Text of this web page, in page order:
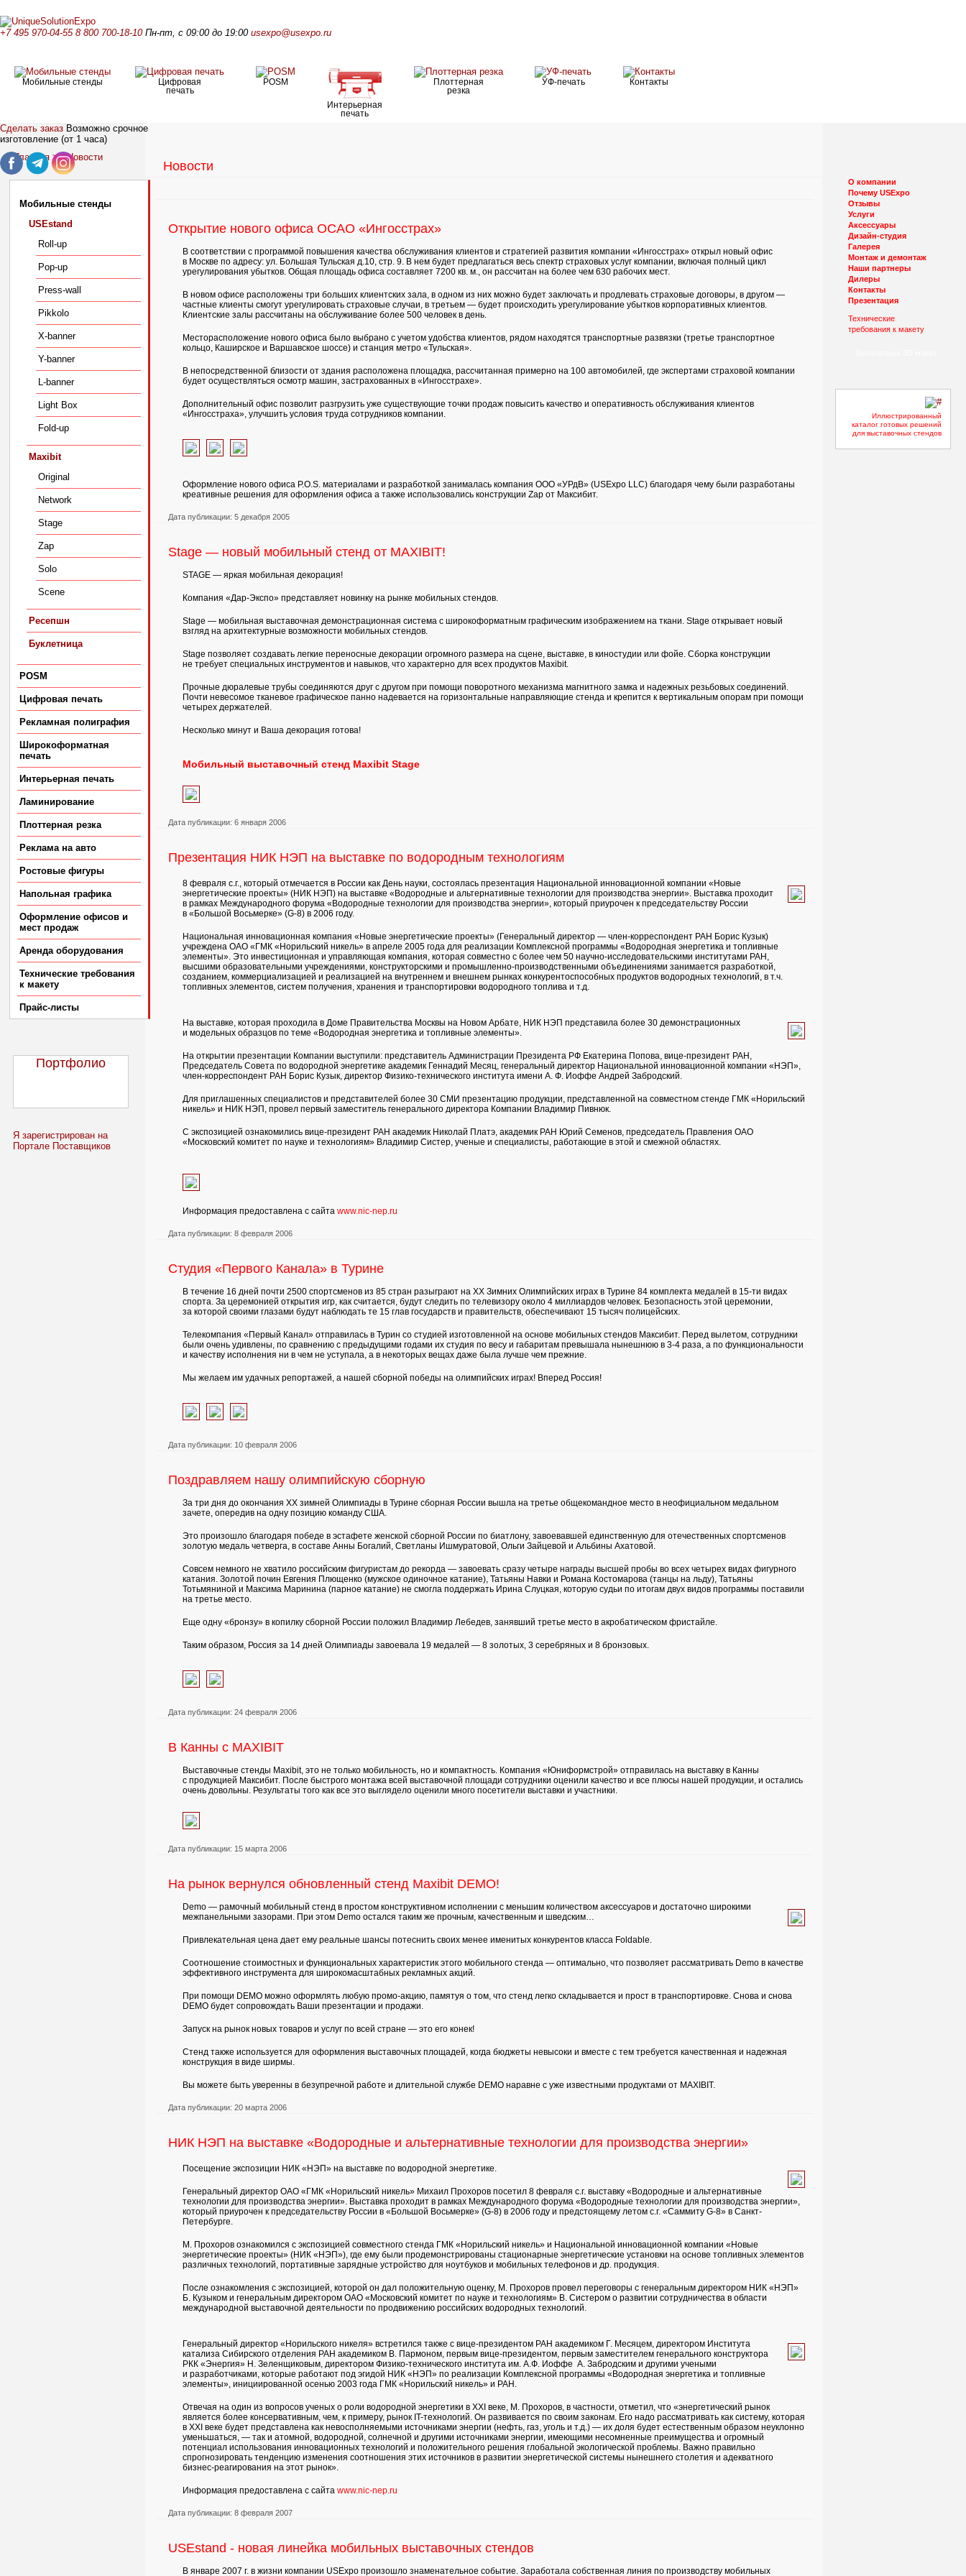
+7 495 970-04-55 8 800 700-18-10 Пн-пт, с 09:00 до 19:00 usexpo@usexpo.ru
Мобильные стенды
Цифровая
печать
POSM
Интерьерная
печать
Плоттерная
резка
УФ-печать Контакты
Сделать заказ Возможно срочное
изготовление (от 1 часа)
Главная>> Новости
Мобильные стенды
USEstand
Roll-up
Pop-up
Press-wall
Pikkolo
X-banner
Y-banner
L-banner
Light Box
Fold-up
Maxibit
Original
Network
Stage
Zap
Solo
Scene
Ресепшн
Буклетница
POSM
Цифровая печать
Рекламная полиграфия
Широкоформатная
печать
Интерьерная печать
Ламинирование
Плоттерная резка
Реклама на авто
Ростовые фигуры
Напольная графика
Оформление офисов и
мест продаж
Аренда оборудования
Технические требования
к макету
Прайс-листы
Портфолио
Я зарегистрирован на
Портале Поставщиков
Новости
Открытие нового офиса ОСАО «Ингосстрах»
В соответствии с программой повышения качества обслуживания клиентов и стратегией развития компании «Ингосстрах» открыл новый офис
в Москве по адресу: ул. Большая Тульская д.10, стр. 9. В нем будет предлагаться весь спектр страховых услуг компании, включая полный цикл
урегулирования убытков. Общая площадь офиса составляет 7200 кв. м., он рассчитан на более чем 630 рабочих мест.
В новом офисе расположены три больших клиентских зала, в одном из них можно будет заключать и продлевать страховые договоры, в другом —
частные клиенты смогут урегулировать страховые случаи, в третьем — будет происходить урегулирование убытков корпоративных клиентов.
Клиентские залы рассчитаны на обслуживание более 500 человек в день.
Месторасположение нового офиса было выбрано с учетом удобства клиентов, рядом находятся транспортные развязки (третье транспортное
кольцо, Каширское и Варшавское шоссе) и станция метро «Тульская».
В непосредственной близости от здания расположена площадка, рассчитанная примерно на 100 автомобилей, где экспертами страховой компании
будет осуществляться осмотр машин, застрахованных в «Ингосстрахе».
Дополнительный офис позволит разгрузить уже существующие точки продаж повысить качество и оперативность обслуживания клиентов
«Ингосстраха», улучшить условия труда сотрудников компании.
Оформление нового офиса P.O.S. материалами и разработкой занималась компания ООО «УРдВ» (USExpo LLC) благодаря чему были разработаны
креативные решения для оформления офиса а также использовались конструкции Zap от Максибит.
Дата публикации: 5 декабря 2005
Stage — новый мобильный стенд от MAXIBIT!
STAGE — яркая мобильная декорация!
Компания «Дар-Экспо» представляет новинку на рынке мобильных стендов.
Stage — мобильная выставочная демонстрационная система с широкоформатным графическим изображением на ткани. Stage открывает новый
взгляд на архитектурные возможности мобильных стендов.
Stage позволяет создавать легкие переносные декорации огромного размера на сцене, выставке, в киностудии или фойе. Сборка конструкции
не требует специальных инструментов и навыков, что характерно для всех продуктов Maxibit.
Прочные дюралевые трубы соединяются друг с другом при помощи поворотного механизма магнитного замка и надежных резьбовых соединений.
Почти невесомое тканевое графическое панно надевается на горизонтальные направляющие стенда и крепится к вертикальным опорам при помощи
четырех держателей.
Несколько минут и Ваша декорация готова!
Мобильный выставочный стенд Maxibit Stage
Дата публикации: 6 января 2006
Презентация НИК НЭП на выставке по водородным технологиям
8 февраля с.г., который отмечается в России как День науки, состоялась презентация Национальной инновационной компании «Новые
энергетические проекты» (НИК НЭП) на выставке «Водородные и альтернативные технологии для производства энергии». Выставка проходит
в рамках Международного форума «Водородные технологии для производства энергии», который приурочен к председательству России
в «Большой Восьмерке» (G-8) в 2006 году.
Национальная инновационная компания «Новые энергетические проекты» (Генеральный директор — член-корреспондент РАН Борис Кузык)
учреждена ОАО «ГМК «Норильский никель» в апреле 2005 года для реализации Комплексной программы «Водородная энергетика и топливные
элементы». Это инвестиционная и управляющая компания, которая совместно с более чем 50 научно-исследовательскими институтами РАН,
высшими образовательными учреждениями, конструкторскими и промышленно-производственными объединениями занимается разработкой,
созданием, коммерциализацией и реализацией на внутреннем и внешнем рынках конкурентоспособных продуктов водородных технологий, в т.ч.
топливных элементов, систем получения, хранения и транспортировки водородного топлива и т.д.
На выставке, которая проходила в Доме Правительства Москвы на Новом Арбате, НИК НЭП представила более 30 демонстрационных
и модельных образцов по теме «Водородная энергетика и топливные элементы».
На открытии презентации Компании выступили: представитель Администрации Президента РФ Екатерина Попова, вице-президент РАН,
Председатель Совета по водородной энергетике академик Геннадий Месяц, генеральный директор Национальной инновационной компании «НЭП»,
член-корреспондент РАН Борис Кузык, директор Физико-технического института имени А. Ф. Иоффе Андрей Забродский.
Для приглашенных специалистов и представителей более 30 СМИ презентацию продукции, представленной на совместном стенде ГМК «Норильский
никель» и НИК НЭП, провел первый заместитель генерального директора Компании Владимир Пивнюк.
С экспозицией ознакомились вице-президент РАН академик Николай Платэ, академик РАН Юрий Семенов, председатель Правления ОАО
«Московский комитет по науке и технологиям» Владимир Систер, ученые и специалисты, работающие в этой и смежной областях.
Информация предоставлена с сайта www.nic-nep.ru
Дата публикации: 8 февраля 2006
Студия «Первого Канала» в Турине
В течение 16 дней почти 2500 спортсменов из 85 стран разыграют на ХХ Зимних Олимпийских играх в Турине 84 комплекта медалей в 15-ти видах
спорта. За церемонией открытия игр, как считается, будут следить по телевизору около 4 миллиардов человек. Безопасность этой церемонии,
за которой своими глазами будут наблюдать те 15 глав государств и правительств, обеспечивают 15 тысяч полицейских.
Телекомпания «Первый Канал» отправилась в Турин со студией изготовленной на основе мобильных стендов Максибит. Перед вылетом, сотрудники
были очень удивлены, по сравнению с предыдущими годами их студия по весу и габаритам превышала нынешнюю в 3-4 раза, а по функциональности
и качеству исполнения ни в чем не уступала, а в некоторых вещах даже была лучше чем прежние.
Мы желаем им удачных репортажей, а нашей сборной победы на олимпийских играх! Вперед Россия!
Дата публикации: 10 февраля 2006
Поздравляем нашу олимпийскую сборную
За три дня до окончания ХХ зимней Олимпиады в Турине сборная России вышла на третье общекомандное место в неофициальном медальном
зачете, опередив на одну позицию команду США.
Это произошло благодаря победе в эстафете женской сборной России по биатлону, завоевавшей единственную для отечественных спортсменов
золотую медаль четверга, в составе Анны Богалий, Светланы Ишмуратовой, Ольги Зайцевой и Альбины Ахатовой.
Совсем немного не хватило российским фигуристам до рекорда — завоевать сразу четыре награды высшей пробы во всех четырех видах фигурного
катания. Золотой почин Евгения Плющенко (мужское одиночное катание), Татьяны Навки и Романа Костомарова (танцы на льду), Татьяны
Тотьмяниной и Максима Маринина (парное катание) не смогла поддержать Ирина Слуцкая, которую судьи по итогам двух видов программы поставили
на третье место.
Еще одну «бронзу» в копилку сборной России положил Владимир Лебедев, занявший третье место в акробатическом фристайле.
Таким образом, Россия за 14 дней Олимпиады завоевала 19 медалей — 8 золотых, 3 серебряных и 8 бронзовых.
Дата публикации: 24 февраля 2006
В Канны с MAXIBIT
Выставочные стенды Maxibit, это не только мобильность, но и компактность. Компания «Юниформстрой» отправилась на выставку в Канны
с продукцией Максибит. После быстрого монтажа всей выставочной площади сотрудники оценили качество и все плюсы нашей продукции, и остались
очень довольны. Результаты того как все это выглядело оценили много посетители выставки и участники.
Дата публикации: 15 марта 2006
На рынок вернулся обновленный стенд Maxibit DEMO!
Demo — рамочный мобильный стенд в простом конструктивном исполнении с меньшим количеством аксессуаров и достаточно широкими
межпанельными зазорами. При этом Demo остался таким же прочным, качественным и шведским…
Привлекательная цена дает ему реальные шансы потеснить своих менее именитых конкурентов класса Foldable.
Соотношение стоимостных и функциональных характеристик этого мобильного стенда — оптимально, что позволяет рассматривать Demo в качестве
эффективного инструмента для широкомасштабных рекламных акций.
При помощи DEMO можно оформлять любую промо-акцию, памятуя о том, что стенд легко складывается и прост в транспортировке. Снова и снова
DEMO будет сопровождать Ваши презентации и продажи.
Запуск на рынок новых товаров и услуг по всей стране — это его конек!
Стенд также используется для оформления выставочных площадей, когда бюджеты невысоки и вместе с тем требуется качественная и надежная
конструкция в виде ширмы.
Вы можете быть уверенны в безупречной работе и длительной службе DEMO наравне с уже известными продуктами от MAXIBIT.
Дата публикации: 20 марта 2006
НИК НЭП на выставке «Водородные и альтернативные технологии для производства энергии»
Посещение экспозиции НИК «НЭП» на выставке по водородной энергетике.
Генеральный директор ОАО «ГМК «Норильский никель» Михаил Прохоров посетил 8 февраля с.г. выставку «Водородные и альтернативные
технологии для производства энергии». Выставка проходит в рамках Международного форума «Водородные технологии для производства энергии»,
который приурочен к председательству России в «Большой Восьмерке» (G-8) в 2006 году и предстоящему летом с.г. «Саммиту G-8» в Санкт-
Петербурге.
М. Прохоров ознакомился с экспозицией совместного стенда ГМК «Норильский никель» и Национальной инновационной компании «Новые
энергетические проекты» (НИК «НЭП»), где ему были продемонстрированы стационарные энергетические установки на основе топливных элементов
различных технологий, портативные зарядные устройство для ноутбуков и мобильных телефонов и др. продукция.
После ознакомления с экспозицией, которой он дал положительную оценку, М. Прохоров провел переговоры с генеральным директором НИК «НЭП»
Б. Кузыком и генеральным директором ОАО «Московский комитет по науке и технологиям» В. Систером о развитии сотрудничества в области
международной выставочной деятельности по продвижению российских водородных технологий.
Генеральный директор «Норильского никеля» встретился также с вице-президентом РАН академиком Г. Месяцем, директором Института
катализа Сибирского отделения РАН академиком В. Пармоном, первым вице-президентом, первым заместителем генерального конструктора
РКК «Энергия» Н. Зеленщиковым, директором Физико-технического института им. А.Ф. Иоффе А. Забродским и другими учеными
и разработчиками, которые работают под эгидой НИК «НЭП» по реализации Комплексной программы «Водородная энергетика и топливные
элементы», инициированной осенью 2003 года ГМК «Норильский никель» и РАН.
Отвечая на один из вопросов ученых о роли водородной энергетики в XXI веке, М. Прохоров, в частности, отметил, что «энергетический рынок
является более консервативным, чем, к примеру, рынок IT-технологий. Он развивается по своим законам. Его надо рассматривать как систему, которая
в XXI веке будет представлена как невосполняемыми источниками энергии (нефть, газ, уголь и т.д.) — их доля будет естественным образом неуклонно
уменьшаться, — так и атомной, водородной, солнечной и другими источниками энергии, имеющими несомненные преимущества и огромный
потенциал использования инновационных технологий и положительного решения глобальной экологической проблемы. Важно правильно
спрогнозировать тенденцию изменения соотношения этих источников в развитии энергетической системы нынешнего столетия и адекватного
бизнес-реагирования на этот рынок».
Информация предоставлена с сайта www.nic-nep.ru
Дата публикации: 8 февраля 2007
USEstand - новая линейка мобильных выставочных стендов
В январе 2007 г. в жизни компании USExpo произошло знаменательное событие. Заработала собственная линия по производству мобильных
О компании
Почему USExpo
Отзывы
Услуги
Аксессуары
Дизайн-студия
Галерея
Монтаж и демонтаж
Наши партнеры
Дилеры
Контакты
Презентация
Технические
требования к макету
Иллюстрированный
каталог готовых решений
для выставочных стендов